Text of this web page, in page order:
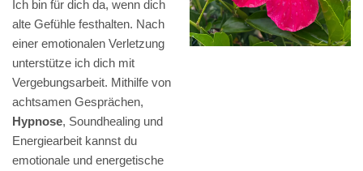
Ich bin für dich da, wenn dich
alte Gefühle festhalten. Nach
einer emotionalen Verletzung
unterstütze ich dich mit
Vergebungsarbeit. Mithilfe von
achtsamen Gesprächen,
Hypnose, Soundhealing und
Energiearbeit kannst du
emotionale und energetische